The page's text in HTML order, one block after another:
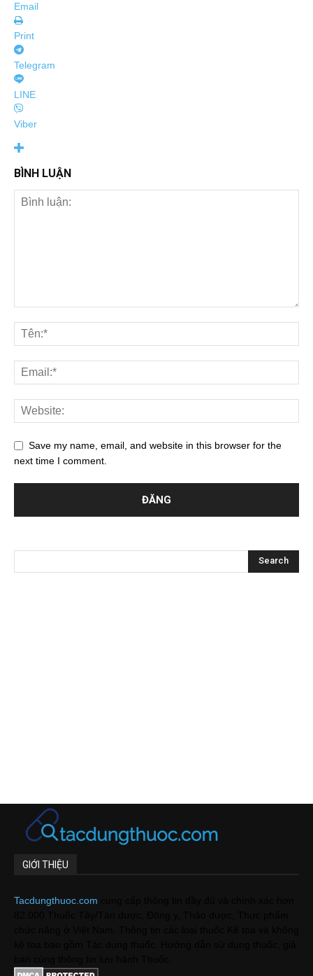
Email
Print
Telegram
LINE
Viber
BÌNH LUẬN
Save my name, email, and website in this browser for the
next time I comment.
GIỚI THIỆU
Tacdungthuoc.com